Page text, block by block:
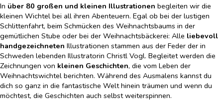
In über 80 großen und kleinen Illustrationen begleiten wir die
kleinen Wichtel bei all ihren Abenteuern. Egal ob bei der lustigen
Schlittenfahrt, beim Schmücken des Weihnachtsbaums in der
gemütlichen Stube oder bei der Weihnachtsbäckerei: Alle liebevoll
handgezeichneten Illustrationen stammen aus der Feder der in
Schweden lebenden Illustratorin Christl Vogl. Begleitet werden die
Zeichnungen von kleinen Geschichten, die vom Leben der
Weihnachtswichtel berichten. Während des Ausmalens kannst du
dich so ganz in die fantastische Welt hinein träumen und wenn du
möchtest, die Geschichten auch selbst weiterspinnen.